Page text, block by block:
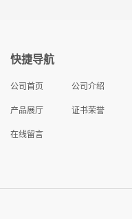
快捷导航
公司首页 公司介绍
产品展厅 证书荣誉
在线留言